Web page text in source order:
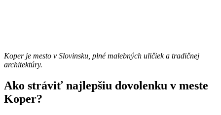
Koper je mesto v Slovinsku, plné malebných uličiek a tradičnej
architektúry.
Ako stráviť najlepšiu dovolenku v meste
Koper?